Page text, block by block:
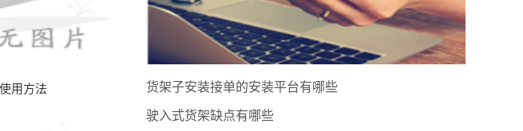
用方法
货架子安装接单的安装平台有哪些
驶入式货架缺点有哪些